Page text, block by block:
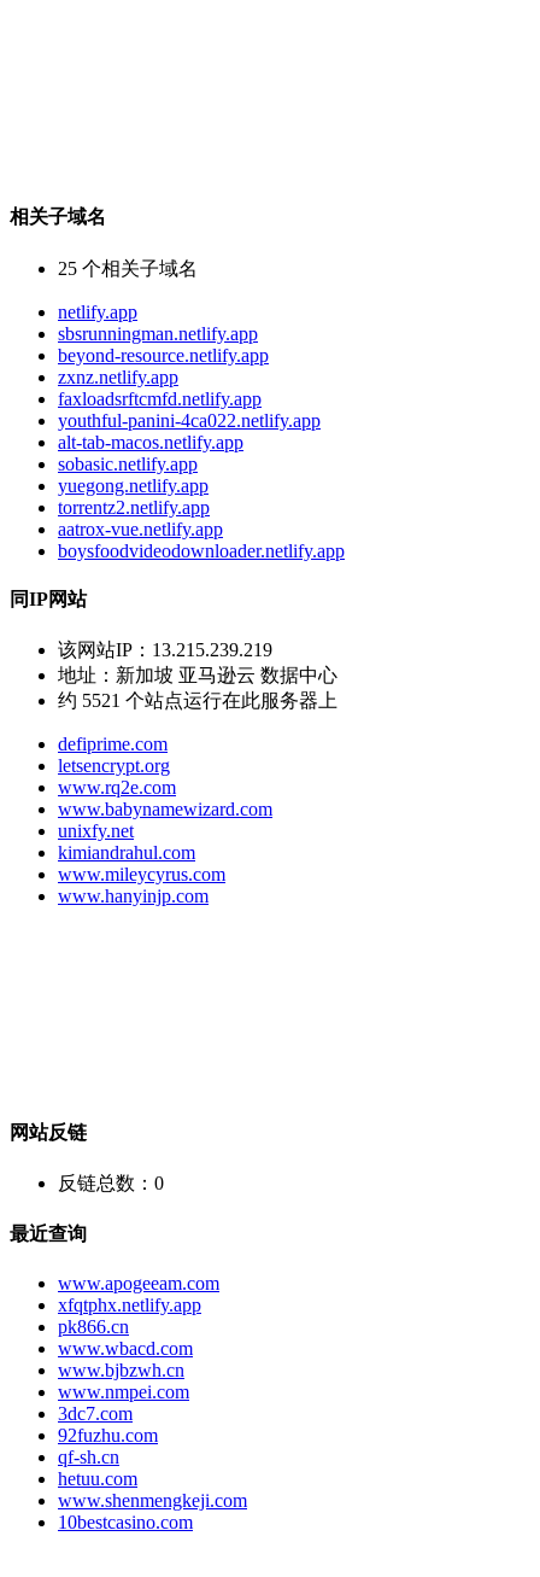
相关子域名
25 个相关子域名
netlify.app
sbsrunningman.netlify.app
beyond-resource.netlify.app
zxnz.netlify.app
faxloadsrftcmfd.netlify.app
youthful-panini-4ca022.netlify.app
alt-tab-macos.netlify.app
sobasic.netlify.app
yuegong.netlify.app
torrentz2.netlify.app
aatrox-vue.netlify.app
boysfoodvideodownloader.netlify.app
同IP网站
该网站IP： 13.215.239.219
地址： 新加坡 亚马逊云 数据中心
约 5521 个站点运行在此服务器上
defiprime.com
letsencrypt.org
www.rq2e.com
www.babynamewizard.com
unixfy.net
kimiandrahul.com
www.mileycyrus.com
www.hanyinjp.com
网站反链
反链总数： 0
最近查询
www.apogeeam.com
xfqtphx.netlify.app
pk866.cn
www.wbacd.com
www.bjbzwh.cn
www.nmpei.com
3dc7.com
92fuzhu.com
qf-sh.cn
hetuu.com
www.shenmengkeji.com
10bestcasino.com